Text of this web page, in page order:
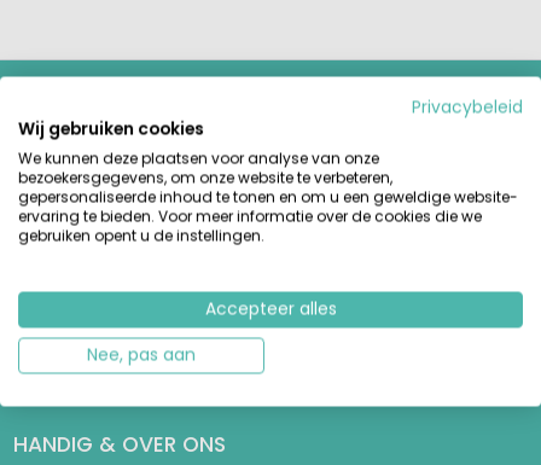
op ontdekking te gaan.
Vind en vergelijk het grootste aanbod huurtenten,
stacaravans en glamping-accommodaties op de mooiste
campings in Europa. Betrouwbaar boeken direct bij de
aanbieder.
Glampinggids
Tentengids
Stacaravangids
Wat is een huurtent?
HANDIG & OVER ONS
Privacybeleid
Wij gebruiken cookies
We kunnen deze plaatsen voor analyse van onze
bezoekersgegevens, om onze website te verbeteren,
gepersonaliseerde inhoud te tonen en om u een geweldige website-
ervaring te bieden. Voor meer informatie over de cookies die we
gebruiken opent u de instellingen.
Accepteer alles
Nee, pas aan